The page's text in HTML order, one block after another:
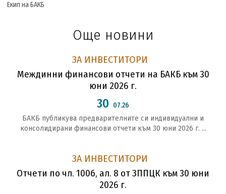
Екип на БАКБ
Още новини
ЗА ИНВЕСТИТОРИ
Междинни финансови отчети на БАКБ към 30
юни 2026 г.
30 07.26
БАКБ публикува предварителните си индивидуални и
консолидирани финансови отчети към 30 юни 2026 г. ...
ЗА ИНВЕСТИТОРИ
Отчети по чл. 100б, ал. 8 от ЗППЦК към 30 юни
2026 г.